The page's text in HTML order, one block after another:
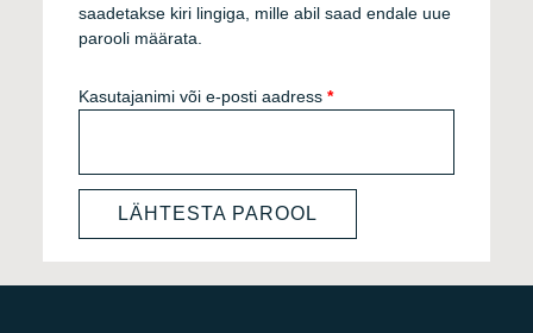
saadetakse kiri lingiga, mille abil saad endale uue
parooli määrata.
Kasutajanimi või e-posti aadress*
LÄHTESTA PAROOL